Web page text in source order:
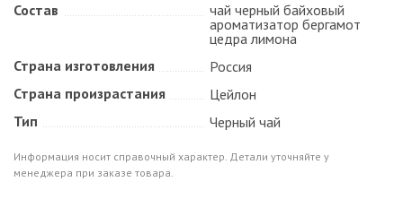
Состав
чай черный байховый
ароматизатор бергамот
цедра лимона
Страна изготовления
Россия
Страна произрастания
Цейлон
Тип
Черный чай
Информация носит справочный характер. Детали уточняйте у
менеджера при заказе товара.